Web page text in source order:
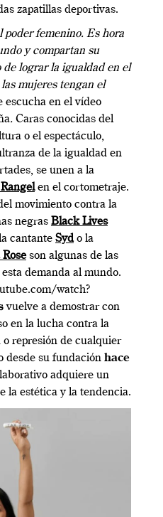
zapatillas deportivas.
poder femenino. Es hora
y compartan su
lograr la igualdad en el
mujeres tengan el
escucha en el vídeo
. Caras conocidas del
o el espectáculo,
de la igualdad en
se unen a la
en el cortometraje.
movimiento contra la
negras Black Lives
cantante Sydo la
son algunas de las
demanda al mundo.
watch?
vuelve a demostrar con
en la lucha contra la
represión de cualquier
desde su fundación hace
adquiere un
la estética y la tendencia.